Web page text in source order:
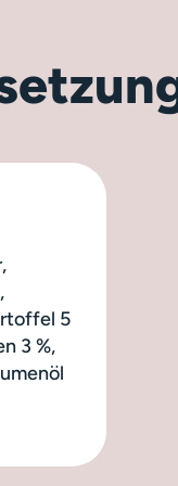
5
3 %,